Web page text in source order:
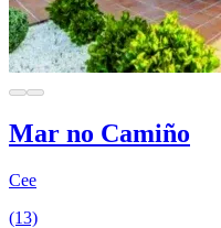
Mar no Camiño
Cee
(13)